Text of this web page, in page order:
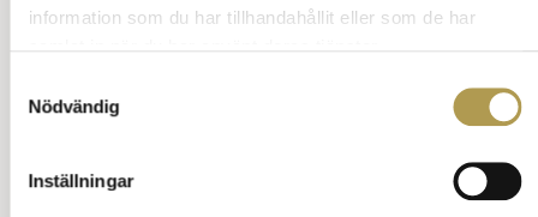
information som du har tillhandahållit eller som de har
Nödvändig
Inställningar